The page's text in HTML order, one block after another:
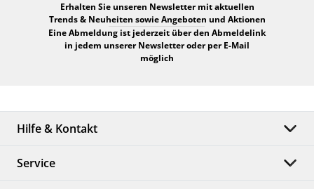
Erhalten Sie unseren Newsletter mit aktuellen
Trends & Neuheiten sowie Angeboten und Aktionen
Eine Abmeldung ist jederzeit über den Abmeldelink
in jedem unserer Newsletter oder per E-Mail
möglich
Hilfe & Kontakt
Service